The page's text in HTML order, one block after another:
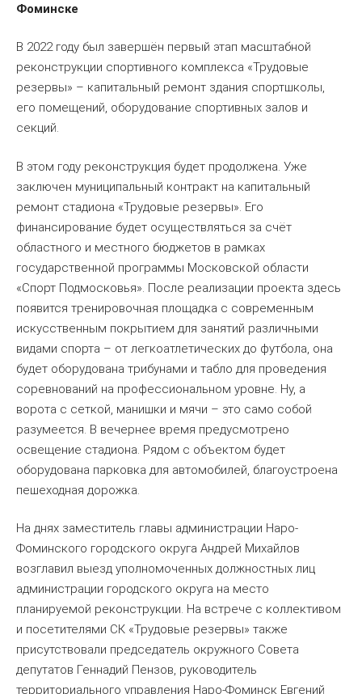
Фоминске
В 2022 году был завершён первый этап масштабной
реконструкции спортивного комплекса «Трудовые
резервы» – капитальный ремонт здания спортшколы,
его помещений, оборудование спортивных залов и
секций.
В этом году реконструкция будет продолжена. Уже
заключен муниципальный контракт на капитальный
ремонт стадиона «Трудовые резервы». Его
финансирование будет осуществляться за счёт
областного и местного бюджетов в рамках
государственной программы Московской области
«Спорт Подмосковья». После реализации проекта здесь
появится тренировочная площадка с современным
искусственным покрытием для занятий различными
видами спорта – от легкоатлетических до футбола, она
будет оборудована трибунами и табло для проведения
соревнований на профессиональном уровне. Ну, а
ворота с сеткой, манишки и мячи – это само собой
разумеется. В вечернее время предусмотрено
освещение стадиона. Рядом с объектом будет
оборудована парковка для автомобилей, благоустроена
пешеходная дорожка.
На днях заместитель главы администрации Наро-
Фоминского городского округа Андрей Михайлов
возглавил выезд уполномоченных должностных лиц
администрации городского округа на место
планируемой реконструкции. На встрече с коллективом
и посетителями СК «Трудовые резервы» также
присутствовали председатель окружного Совета
депутатов Геннадий Пензов, руководитель
территориального управления Наро-Фоминск Евгений